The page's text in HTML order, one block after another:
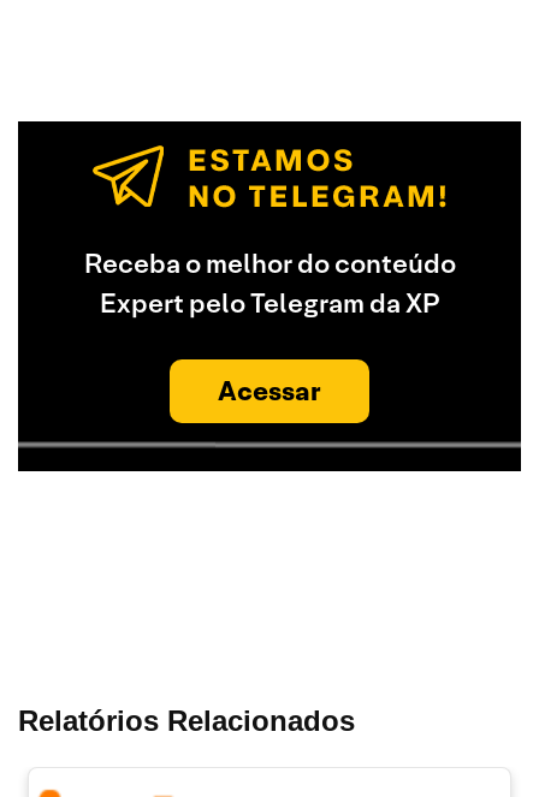
Receba o melhor do conteúdo
Expert pelo Telegram da XP
Acessar
Relatórios Relacionados